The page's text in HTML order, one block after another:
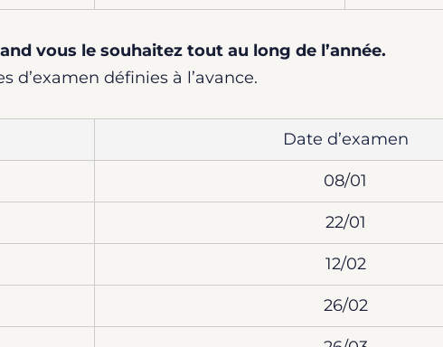
vous le souhaitez tout au long de l’année.
d’examen définies à l’avance.
Date d’examen
08/01
22/01
12/02
26/02